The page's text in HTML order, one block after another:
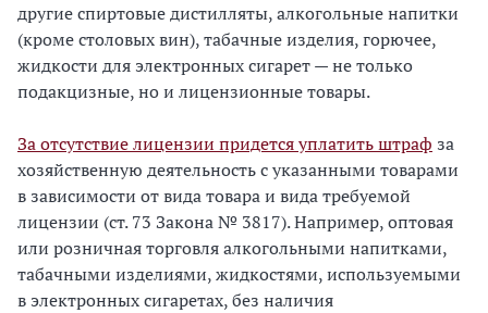
другие спиртовые дистилляты, алкогольные напитки
(кроме столовых вин), табачные изделия, горючее,
жидкости для электронных сигарет — не только
подакцизные, но и лицензионные товары.
За отсутствие лицензии придется уплатить штраф за
хозяйственную деятельность с указанными товарами
в зависимости от вида товара и вида требуемой
лицензии (ст. 73 Закона № 3817). Например, оптовая
или розничная торговля алкогольными напитками,
табачными изделиями, жидкостями, используемыми
в электронных сигаретах, без наличия